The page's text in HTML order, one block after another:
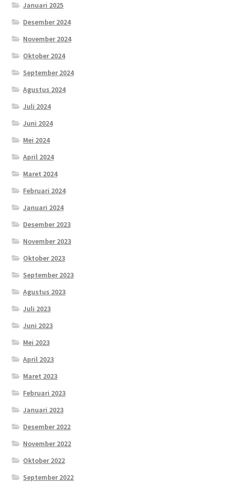
Januari 2025
Desember 2024
November 2024
Oktober 2024
September 2024
Agustus 2024
Juli 2024
Juni 2024
Mei 2024
April 2024
Maret 2024
Februari 2024
Januari 2024
Desember 2023
November 2023
Oktober 2023
September 2023
Agustus 2023
Juli 2023
Juni 2023
Mei 2023
April 2023
Maret 2023
Februari 2023
Januari 2023
Desember 2022
November 2022
Oktober 2022
September 2022